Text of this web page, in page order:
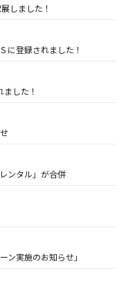
しました！
に登録されました！
した！
ンタル」が合併
ン実施のお知らせ」